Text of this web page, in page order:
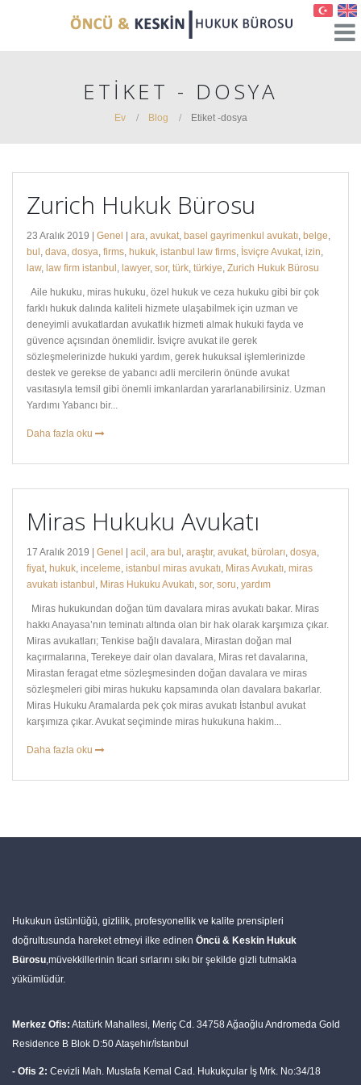
ETIKET - DOSYA
Ev Blog Etiket -dosya
Zurich Hukuk Bürosu
23 Aralık 2019 | Genel | ara avukat basel gayrimenkul avukatı belge
bul dava dosya firms hukuk istanbul law firms İsviçre Avukat izin
law, law firm istanbul lawyer, sor, türk türkiye Zurich Hukuk Bürosu
Aile hukuku, miras hukuku, özel hukuk ve ceza hukuku gibi bir çok
farklı hukuk dalında kaliteli hizmete ulaşabilmek için uzman ve
deneyimli avukatlardan avukatlık hizmeti almak hukuki fayda ve
güvence açısından önemlidir. İsviçre avukat ile gerek
sözleşmelerinizde hukuki yardım, gerek hukuksal işlemlerinizde
destek ve gerekse de yabancı adli mercilerin önünde avukat
vasıtasıyla temsil gibi önemli imkanlardan yararlanabilirsiniz. Uzman
Yardımı Yabancı bir...
Daha fazla oku
Miras Hukuku Avukatı
17 Aralık 2019 | Genel | acil ara bul araştır, avukat büroları dosya
fiyat hukuk inceleme istanbul miras avukatı Miras Avukatı miras
avukatı istanbul
Miras Hukuku Avukatı sor, soru yardım
Miras hukukundan doğan tüm davalara miras avukatı bakar. Miras
hakkı Anayasa’nın teminatı altında olan bir hak olarak karşımıza çıkar.
Miras avukatları; Tenkise bağlı davalara, Mirastan doğan mal
kaçırmalarına, Terekeye dair olan davalara, Miras ret davalarına,
Mirastan feragat etme sözleşmesinden doğan davalara ve miras
sözleşmeleri gibi miras hukuku kapsamında olan davalara bakarlar.
Miras Hukuku Aramalarda pek çok miras avukatı İstanbul avukat
karşımıza çıkar. Avukat seçiminde miras hukukuna hakim...
Daha fazla oku
Hukukun üstünlüğü, gizlilik, profesyonellik ve kalite prensipleri
doğrultusunda hareket etmeyi ilke edinen Öncü & Keskin Hukuk
Bürosu ,müvekkillerinin ticari sırlarını sıkı bir şekilde gizli tutmakla
yükümlüdür.
Merkez Ofis: Atatürk Mahallesi, Meriç Cd. 34758 Ağaoğlu Andromeda Gold
Residence B Blok D:50 Ataşehir/İstanbul
- Ofis 2: Cevizli Mah. Mustafa Kemal Cad. Hukukçular İş Mrk. No:34/18